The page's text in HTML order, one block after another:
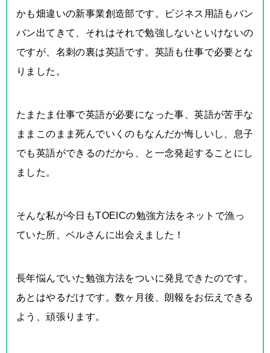
かも畑違いの新事業創造部です。ビジネス用語もバン
バン出てきて、それはそれで勉強しないといけないの
ですが、名刺の裏は英語です。英語も仕事で必要とな
りました。
たまたま仕事で英語が必要になった事、英語が苦手な
ままこのまま死んでいくのもなんだか悔しいし、息子
でも英語ができるのだから、と一念発起することにし
ました。
そんな私が今日もTOEICの勉強方法をネットで漁っ
ていた所、ベルさんに出会えました！
長年悩んでいた勉強方法をついに発見できたのです。
あとはやるだけです。数ヶ月後、朗報をお伝えできる
よう、頑張ります。